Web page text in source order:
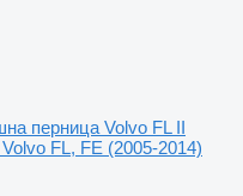
перница Volvo FL II
FL, FE (2005-2014)